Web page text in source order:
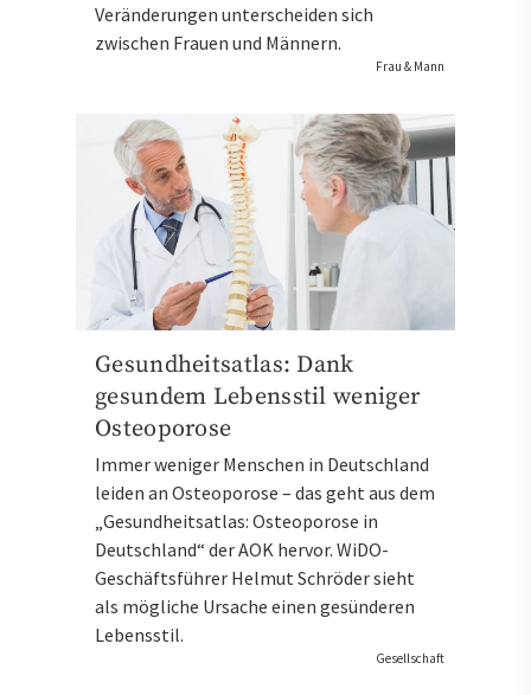
Veränderungen unterscheiden sich
zwischen Frauen und Männern.
Frau & Mann
Gesundheitsatlas: Dank
gesundem Lebensstil weniger
Osteoporose
Immer weniger Menschen in Deutschland
leiden an Osteoporose – das geht aus dem
„Gesundheitsatlas: Osteoporose in
Deutschland“ der AOK hervor. WiDO-
Geschäftsführer Helmut Schröder sieht
als mögliche Ursache einen gesünderen
Lebensstil.
Gesellschaft